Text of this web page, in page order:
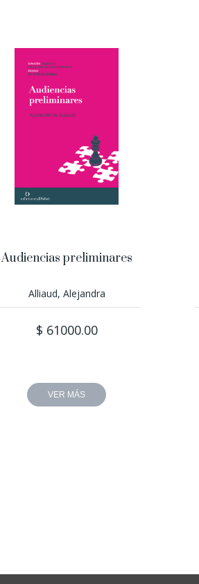
Audiencias preliminares
Alliaud, Alejandra
$ 61000.00
VER MÁS